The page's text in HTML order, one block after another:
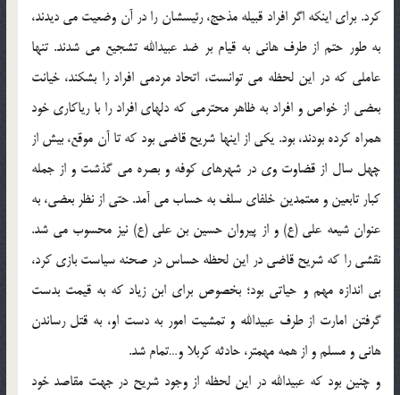
کرد. برای اینکه اگر افراد قبیله مذحج، رئیسشان را در آن وضعیت می دیدند،
به طور حتم از طرف هانی به قیام بر ضد عبیدالله تشجیع می شدند. تنها
عاملی که در این لحظه می توانست، اتحاد مردمی افراد را بشکند، خیانت
بعضی از خواص و افراد به ظاهر محترمی که دلهای افراد را با ریاکاری خود
همراه کرده بودند، بود. یکی از اینها شریح قاضی بود که تا آن موقع، بیش از
چهل سال از قضاوت وی در شهرهای کوفه و بصره می گذشت و از جمله
کبار تابعین و معتمدین خلفای سلف به حساب می آمد. حتی از نظر بعضی، به
عنوان شیعه علی (ع) و از پیروان حسین بن علی (ع) نیز محسوب می شد.
نقشی را که شریح قاضی در این لحظه حساس در صحنه سیاست بازی کرد،
بی اندازه مهم و حیاتی بود؛ بخصوص برای ابن زیاد که به قیمت بدست
گرفتن امارت از طرف عبیدالله و تمشیت امور به دست او، به قتل رساندن
هانی و مسلم و از همه مهمتر، حادثه کربلا و…تمام شد.
و چنین بود که عبیدالله در این لحظه از وجود شریح در جهت مقاصد خود